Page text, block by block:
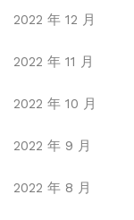
2022 年 12 月
2022 年 11 月
2022 年 10 月
2022 年 9 月
2022 年 8 月